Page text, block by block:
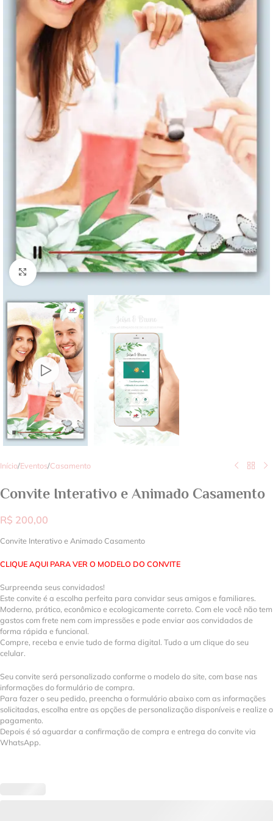
Clique para ampliar
Início/Eventos/Casamento
Convite Interativo e Animado Casamento
R$ 200,00
Convite Interativo e Animado Casamento
CLIQUE AQUI PARA VER O MODELO DO CONVITE
Surpreenda seus convidados!
Este convite é a escolha perfeita para convidar seus amigos e familiares.
Moderno, prático, econômico e ecologicamente correto. Com ele você não tem
gastos com frete nem com impressões e pode enviar aos convidados de
forma rápida e funcional.
Compre, receba e envie tudo de forma digital. Tudo a um clique do seu
celular.
Seu convite será personalizado conforme o modelo do site, com base nas
informações do formulário de compra.
Para fazer o seu pedido, preencha o formulário abaixo com as informações
solicitadas, escolha entre as opções de personalização disponíveis e realize o
pagamento.
Depois é só aguardar a confirmação de compra e entrega do convite via
WhatsApp.